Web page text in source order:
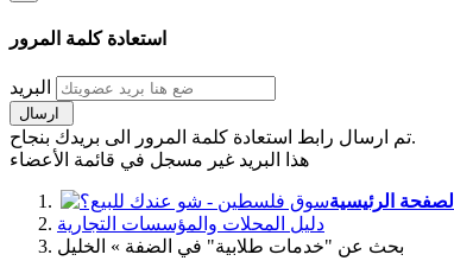
استعادة كلمة المرور
البريد
تم ارسال رابط استعادة كلمة المرور الى بريدك بنجاح.
هذا البريد غير مسجل في قائمة الأعضاء
الصفحة الرئيسية
دليل المحلات والمؤسسات التجارية
بحث عن "خدمات طلابية" في الضفة » الخليل